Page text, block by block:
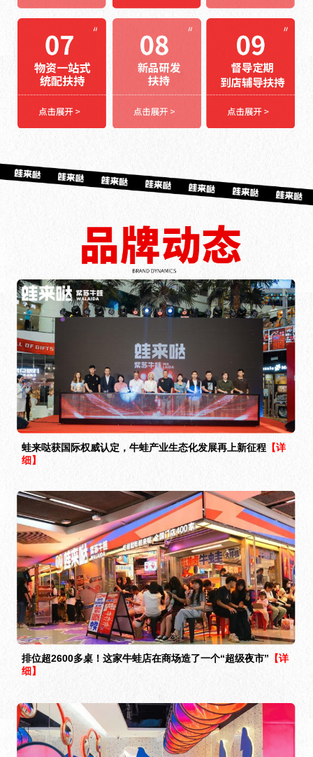
蛙来哒获国际权威认定，牛蛙产业生态化发展再上新征程 【详
细】
排位超2600多桌！这家牛蛙店在商场造了一个“超级夜市” 【详
细】